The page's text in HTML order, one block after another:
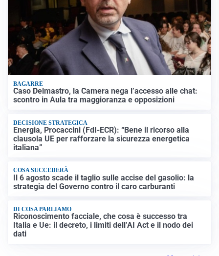
BAGARRE
Caso Delmastro, la Camera nega l’accesso alle chat:
scontro in Aula tra maggioranza e opposizioni
DECISIONE STRATEGICA
Energia, Procaccini (FdI-ECR): “Bene il ricorso alla
clausola UE per rafforzare la sicurezza energetica
italiana”
COSA SUCCEDERÀ
Il 6 agosto scade il taglio sulle accise del gasolio: la
strategia del Governo contro il caro carburanti
DI COSA PARLIAMO
Riconoscimento facciale, che cosa è successo tra
Italia e Ue: il decreto, i limiti dell’AI Act e il nodo dei
dati